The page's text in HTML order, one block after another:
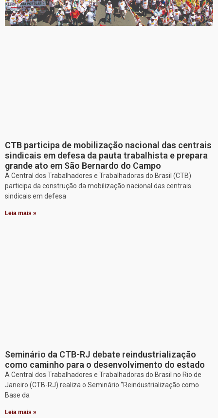
CTB participa de mobilização nacional das centrais
sindicais em defesa da pauta trabalhista e prepara
grande ato em São Bernardo do Campo
A Central dos Trabalhadores e Trabalhadoras do Brasil (CTB)
participa da construção da mobilização nacional das centrais
sindicais em defesa
Leia mais »
Seminário da CTB-RJ debate reindustrialização
como caminho para o desenvolvimento do estado
A Central dos Trabalhadores e Trabalhadoras do Brasil no Rio de
Janeiro (CTB-RJ) realiza o Seminário “Reindustrialização como
Base da
Leia mais »